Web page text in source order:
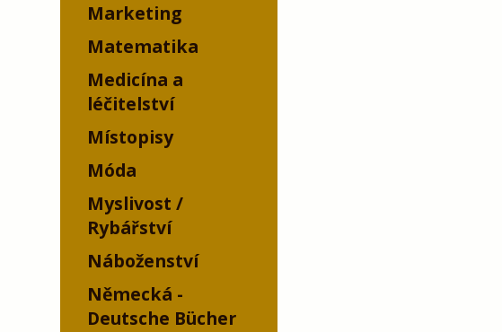
Marketing
Matematika
Medicína a
léčitelství
Místopisy
Móda
Myslivost /
Rybářství
Náboženství
Německá -
Deutsche Bücher